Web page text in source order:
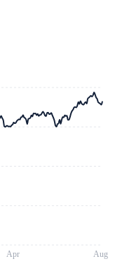
Apr Aug